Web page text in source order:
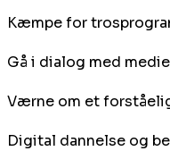
Kæmpe for
Gå i dialog med
Værne om et
Digital dannelse og